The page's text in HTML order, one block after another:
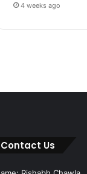
4 weeks ago
Contact Us